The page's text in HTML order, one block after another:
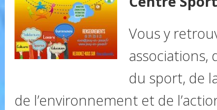
Vous y
associations,
du sport, de
de l’environnement et de